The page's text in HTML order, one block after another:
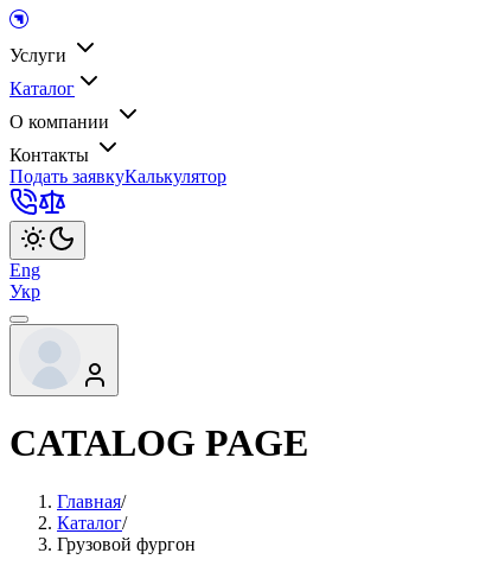
Услуги
Каталог
О компании
Контакты
Подать заявкуКалькулятор
Eng
Укр
CATALOG PAGE
Главная/
Каталог/
Грузовой фургон